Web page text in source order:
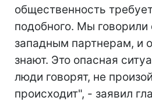
общественность
подобного. Мы говорили
западным партнерам, и
знают. Это опасная
люди говорят, не
происходит", - заявил